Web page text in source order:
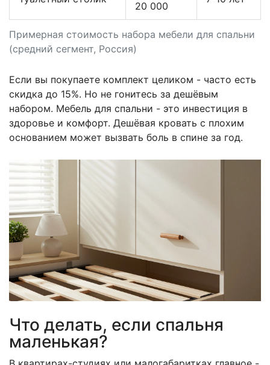
Примерная стоимость набора мебели для спальни
(средний сегмент, Россия)
20 000
Если вы покупаете комплект целиком - часто есть
скидка до 15%. Но не гонитесь за дешёвым
набором. Мебель для спальни - это инвестиция в
здоровье и комфорт. Дешёвая кровать с плохим
основанием может вызвать боль в спине за год.
Что делать, если спальня
маленькая?